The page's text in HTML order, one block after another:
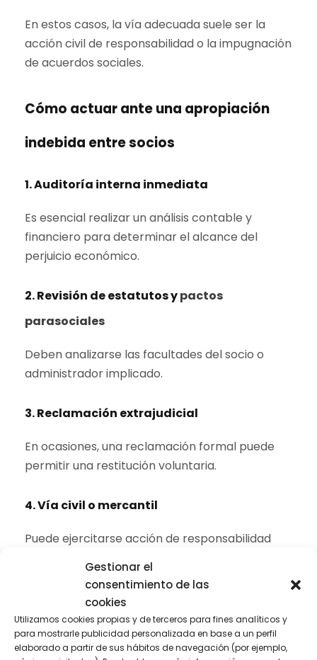
Gestionar el
consentimiento de las
cookies
Utilizamos cookies propias y de terceros para fines analíticos y
para mostrarle publicidad personalizada en base a un perfil
elaborado a partir de sus hábitos de navegación (por ejemplo,
En estos casos, la vía adecuada suele ser la
acción civil de responsabilidad o la impugnación
de acuerdos sociales.
Cómo actuar ante una apropiación
indebida entre socios
1. Auditoría interna inmediata
Es esencial realizar un análisis contable y
financiero para determinar el alcance del
perjuicio económico.
2. Revisión de estatutos ypactos
parasociales
Deben analizarse las facultades del socio o
administrador implicado.
3. Reclamación extrajudicial
En ocasiones, una reclamación formal puede
permitir una restitución voluntaria.
4. Vía civil o mercantil
Puede ejercitarse acción de responsabilidad
reclamación de cantidad.
5. Denuncia penal
Procede cuando concurren claramente los